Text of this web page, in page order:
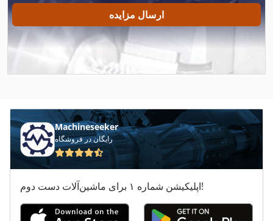
دستگاه چاپ روی صفحه نمایش
دستگاه چاپ پد
دو برش
صفحه ستاره
صفحه هاب
صفحه گروه
لبه خاموش
ارسال مزایده
Machineseeker
رایگان در فروشگاه
اپلیکیشن شماره ۱ برای ماشین‌آلات دست دوم!